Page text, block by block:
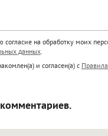
HTML
<u>, <i>,
<code>
согласие на обработку моих
данных.
и согласен(а) с